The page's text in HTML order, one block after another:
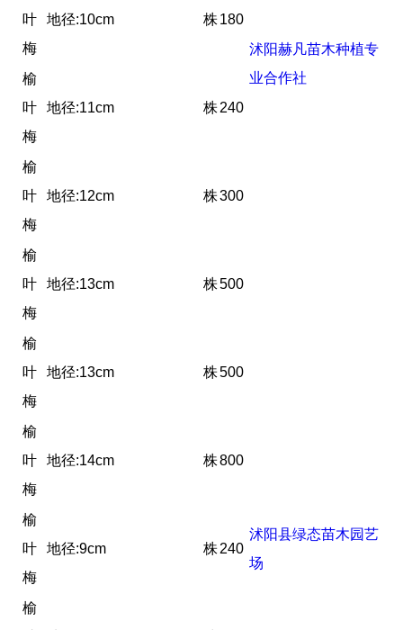
沭阳赫凡苗木种植专
业合作社
叶
梅
地径:10cm 株180
榆
叶
梅
地径:11cm 株240
榆
叶
梅
地径:12cm 株300
榆
叶
梅
地径:13cm 株500
榆
叶
梅
地径:13cm 株500
榆
叶
梅
地径:14cm 株800
榆
叶
梅
地径:9cm 株240
沭阳县绿态苗木园艺
场
榆